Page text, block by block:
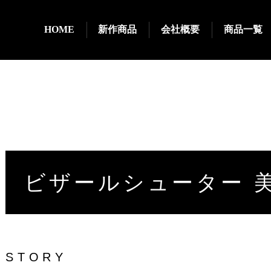
HOME 新作商品 会社概要 商品一覧
ビザールシューター
STORY